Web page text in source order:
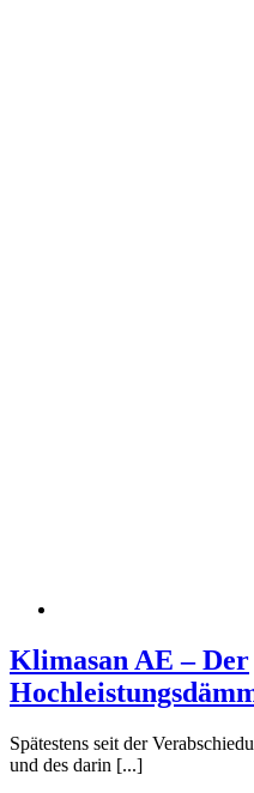
Klimasan AE – Der
Spätestens seit der
und des darin [...]